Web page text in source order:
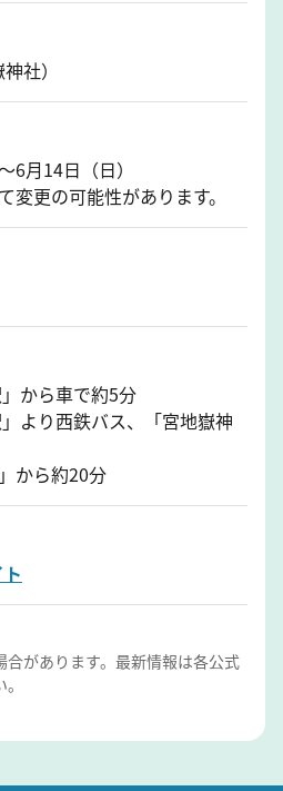
社）
6月14日（日）
更の可能性があります。
から車で約5分
より西鉄バス、「宮地嶽神
から約20分
があります。最新情報は各公式